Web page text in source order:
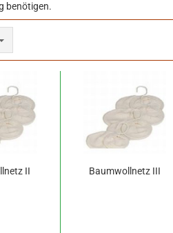
benötigen.
II Baumwollnetz III